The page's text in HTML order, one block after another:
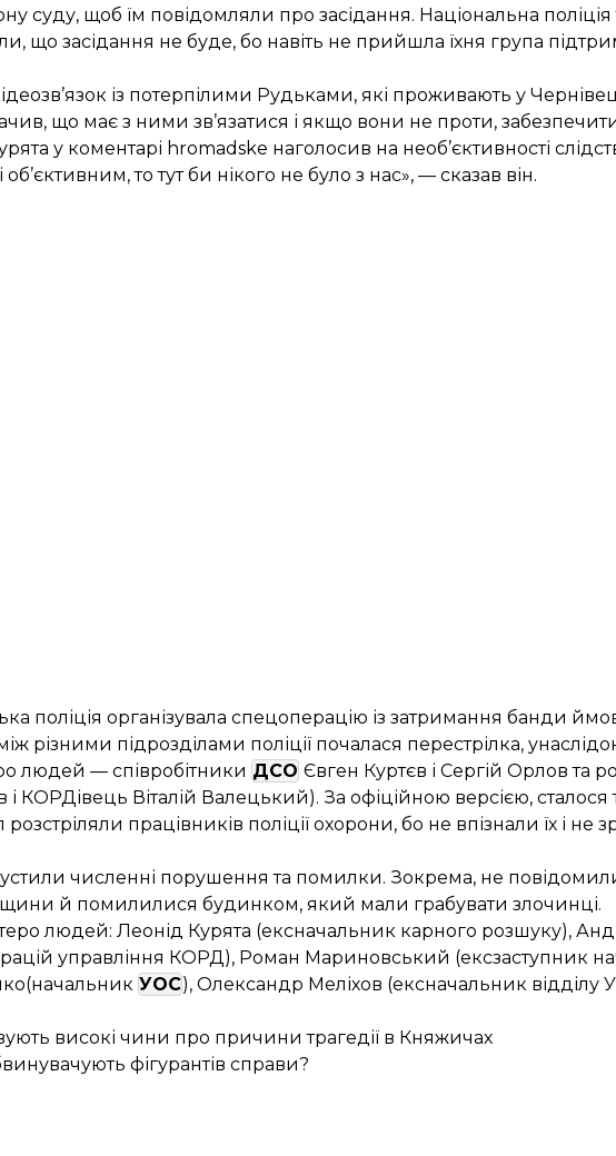
суду, щоб їм повідомляли про засідання. Національна поліція
що засідання не буде, бо навіть не прийшла їхня група
із потерпілими Рудьками, які проживають у
що має з ними зв’язатися і якщо вони не проти,
у коментарі hromadske наголосив на необ’єктивності
то тут би нікого не було з нас», — сказав він.
поліція організувала спецоперацію із затримання банди
різними підрозділами поліції почалася перестрілка,
людей — співробітники ДСО Євген Куртєв і Сергій Орлов та
КОРДівець Віталій Валецький). За офіційною версією,
працівників поліції охорони, бо не впізнали їх і не
численні порушення та помилки. Зокрема, не
й помилилися будинком, який мали грабувати злочинці.
людей: Леонід Курята (ексначальник карного розшуку),
управління КОРД), Роман Мариновський (ексзаступник
УОС), Олександр Меліхов (ексначальник відділу
високі чини про причини трагедії в Княжичах
фігурантів справи?